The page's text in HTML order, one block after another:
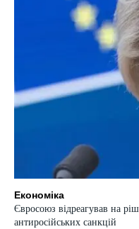
Економіка
Євросоюз відреагував на
антиросійських санкцій